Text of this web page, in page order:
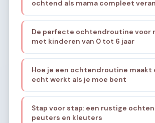
ochtend als mama compleet
De perfecte ochtendroutine voor
met kinderen van 0 tot 6 jaar
Hoe je een ochtendroutine maakt
echt werkt als je moe bent
Stap voor stap: een rustige
peuters en kleuters